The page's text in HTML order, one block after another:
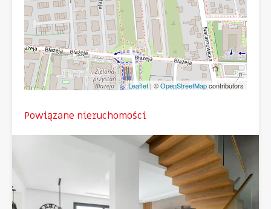
Leaflet| ©OpenStreetMapcontributors
Powiązane nieruchomości